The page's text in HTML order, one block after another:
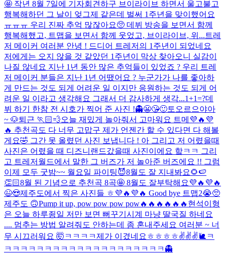
🤩 작년 8월 7일에 기자회견하구 브이라이브 하면서 울고불고
행복해하던 그 날이 엊그제 같은데 벌써 1주년을 맞이했어요
ㅠㅠㅠ 우리 진짜 추억 많잖아요🥺 데뷔 방송을 보면서 함께
행복해했고, 트맵을 보면서 함께 웃었고, 브이라이브, 위... 트레
저 메이커 여러분 안녕 ! 드디어 트레저의 1주년이 되었네요
저에게는 오지 않을 것 같았던 1주년이 막상 찾아오니 실감이
나질 않네요 지난 1년 동안 많은 추억들이 있었죠 ? 우리 트레
저 메이커 분들은 지난 1년 어땠어요 ? 누군가가 나를 좋아하
게 만드는 것도 되게 어려운 일 이지만 응원하는 것도 되게 어
려운 일 이라고 생각해요 그래서 더 감사하게 생각...1+1=?데
뷔 하기 한참 전 시호가 찍어 준 사진 !👻😬😘🙂토오르으야아
~ 🐶퇴근 🏃🏻💨오늘 재밌게 놀아줘서 고마워요 트메💜🔥💜
🔥 추천곡도 다 너무 고맙구 제가 언젠간 할 수 있다면 다 해볼
게요🤣 그간 못 올렸던 사진 보냅니다 ! 아 그리고 저 어렸을때
사진은 어렸을 때 디즈니랜드갔을때 사진이에요 핰ㅋㅋ 그리
고 트레저월드에서 말한 그 버즈가 저 놀아준 버즈에요 !! 그럼
이제 모두 굿밤~~ 월요일 파이팅😈8월도 잘 지내봐요🌻🍉
👏🏻8월 된 기념으로 추천곡 8곡🤩 8월도 잘부탁해요💜🔥💜🔥
😉😍제주도에서 찍은 사진들 ㅎ💜🔥💜🔥 Good bye 트맵2😭🥺
제주도 🙃Pump it up, pow pow pow pow🔥🔥🔥🔥🔥🔥 현석이형
은 오늘 하루죙일 저만 보면 뻐꾸기시계 마냥 딸국질 하네요
.... 멈추는 방법 알려줘도 안하는데 좀 혼내주세요 여러분 ~ 너
무 시끄러워요 🤯 ㅋㅋㅋㅋ제가 이겼네요ㅎㅎㅎㅎ✌️✌️✌️🐌 ㅋ
ㅋㅋㅋㅋㅋㅋㅋㅋㅋㅋㅋㅋㅋㅋㅋㅋㅋㅋㅋㅋ 👻